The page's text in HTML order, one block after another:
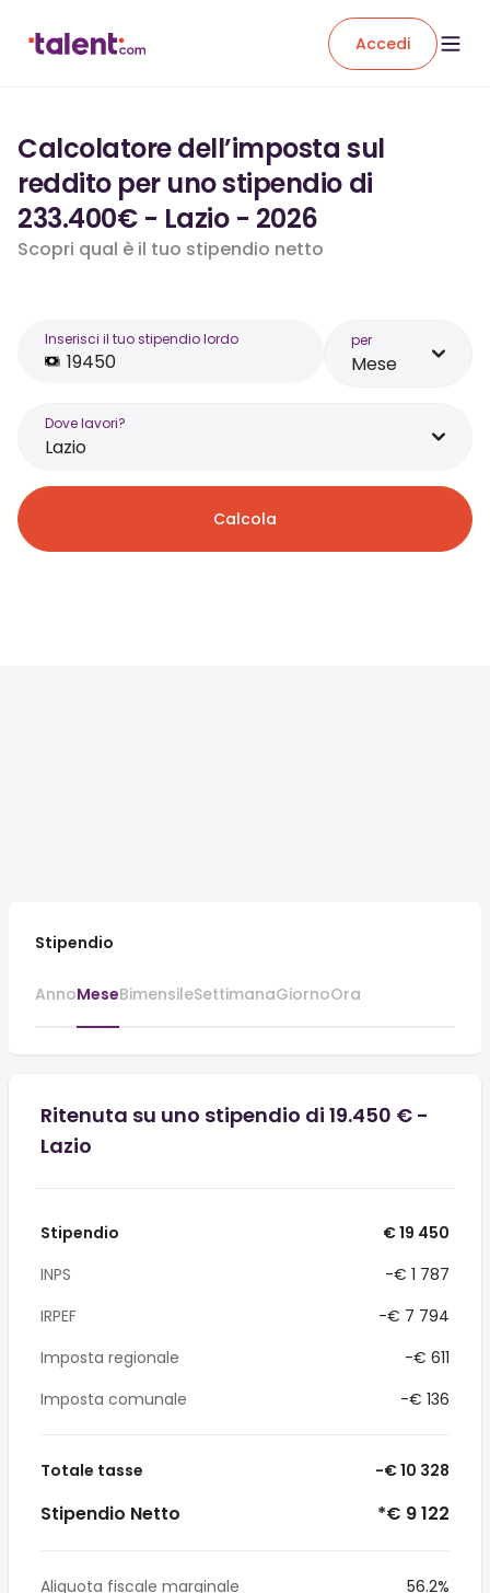
Accedi
Calcolatore dell’imposta sul
reddito per uno stipendio di
233.400€ - Lazio - 2026
Scopri qual è il tuo stipendio netto
Inserisci il tuo stipendio lordo per
Mese
Dove lavori?
Lazio
Calcola
Stipendio
AnnoMeseBimensileSettimanaGiornoOra
Ritenuta su uno stipendio di 19.450 € -
Lazio
Stipendio
€ 19 450
INPS
-€ 1 787
IRPEF
-€ 7 794
Imposta regionale
-€ 611
Imposta comunale
-€ 136
Totale tasse -€ 10 328
Stipendio Netto *€ 9 122
Aliquota fiscale marginale
56.2%